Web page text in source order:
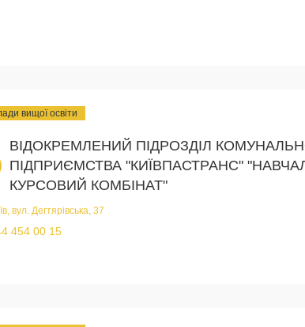
вищої освіти
ВІДОКРЕМЛЕНИЙ ПІДРОЗДІЛ
ПІДПРИЄМСТВА "КИЇВПАСТРАНС"
КУРСОВИЙ КОМБІНАТ"
вул. Дегтярівська, 37
454 00 15